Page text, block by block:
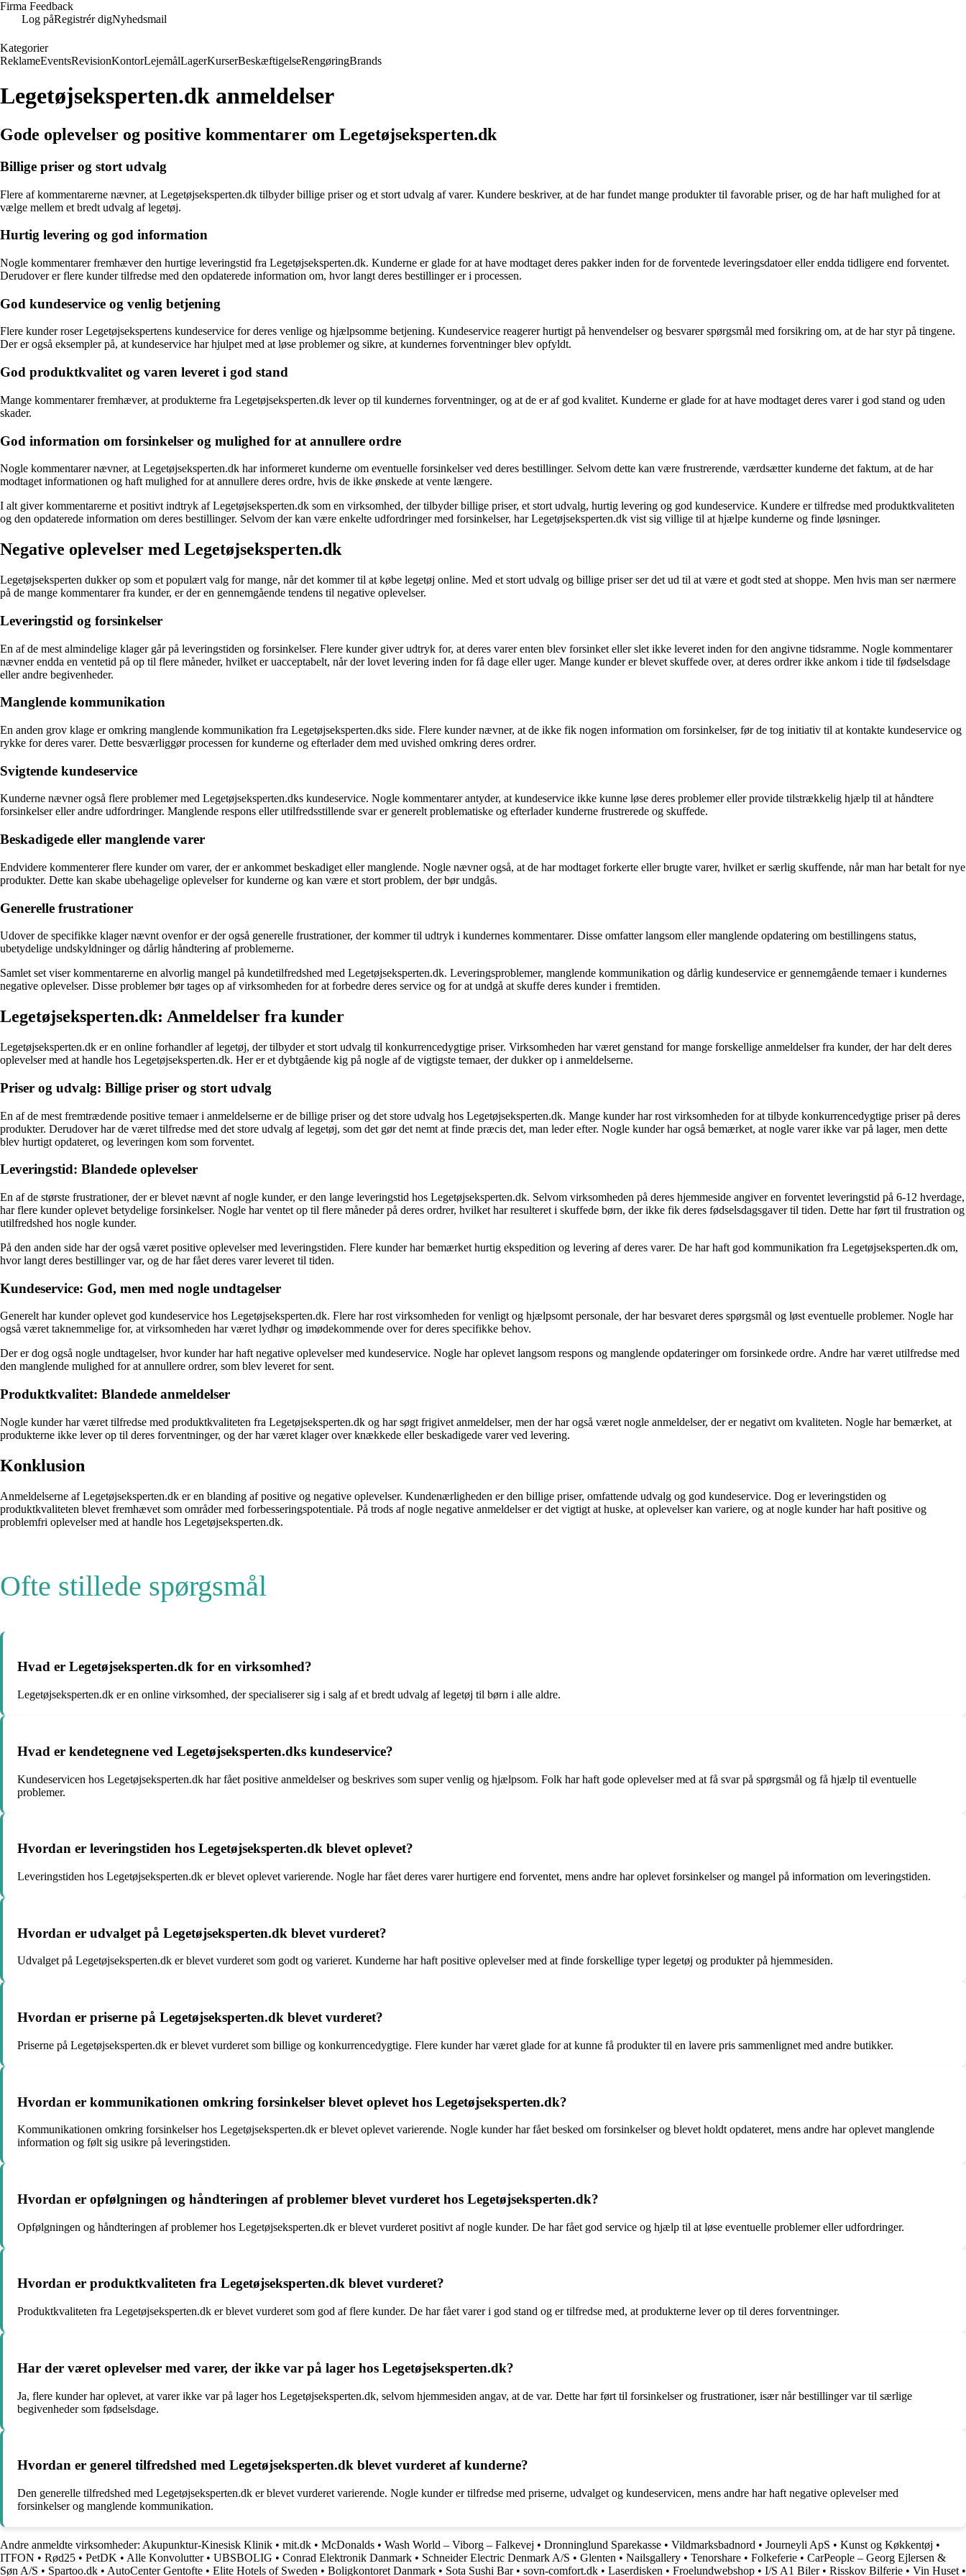
Firma Feedback
Log påRegistrér digNyhedsmail
Kategorier
ReklameEventsRevisionKontorLejemålLagerKurserBeskæftigelseRengøringBrands
Legetøjseksperten.dk anmeldelser
Gode oplevelser og positive kommentarer om Legetøjseksperten.dk
Billige priser og stort udvalg
Flere af kommentarerne nævner, at Legetøjseksperten.dk tilbyder billige priser og et stort udvalg af varer. Kundere beskriver, at de har fundet mange produkter til favorable priser, og de har haft mulighed for at
vælge mellem et bredt udvalg af legetøj.
Hurtig levering og god information
Nogle kommentarer fremhæver den hurtige leveringstid fra Legetøjseksperten.dk. Kunderne er glade for at have modtaget deres pakker inden for de forventede leveringsdatoer eller endda tidligere end forventet.
Derudover er flere kunder tilfredse med den opdaterede information om, hvor langt deres bestillinger er i processen.
God kundeservice og venlig betjening
Flere kunder roser Legetøjsekspertens kundeservice for deres venlige og hjælpsomme betjening. Kundeservice reagerer hurtigt på henvendelser og besvarer spørgsmål med forsikring om, at de har styr på tingene.
Der er også eksempler på, at kundeservice har hjulpet med at løse problemer og sikre, at kundernes forventninger blev opfyldt.
God produktkvalitet og varen leveret i god stand
Mange kommentarer fremhæver, at produkterne fra Legetøjseksperten.dk lever op til kundernes forventninger, og at de er af god kvalitet. Kunderne er glade for at have modtaget deres varer i god stand og uden
skader.
God information om forsinkelser og mulighed for at annullere ordre
Nogle kommentarer nævner, at Legetøjseksperten.dk har informeret kunderne om eventuelle forsinkelser ved deres bestillinger. Selvom dette kan være frustrerende, værdsætter kunderne det faktum, at de har
modtaget informationen og haft mulighed for at annullere deres ordre, hvis de ikke ønskede at vente længere.
I alt giver kommentarerne et positivt indtryk af Legetøjseksperten.dk som en virksomhed, der tilbyder billige priser, et stort udvalg, hurtig levering og god kundeservice. Kundere er tilfredse med produktkvaliteten
og den opdaterede information om deres bestillinger. Selvom der kan være enkelte udfordringer med forsinkelser, har Legetøjseksperten.dk vist sig villige til at hjælpe kunderne og finde løsninger.
Negative oplevelser med Legetøjseksperten.dk
Legetøjseksperten dukker op som et populært valg for mange, når det kommer til at købe legetøj online. Med et stort udvalg og billige priser ser det ud til at være et godt sted at shoppe. Men hvis man ser nærmere
på de mange kommentarer fra kunder, er der en gennemgående tendens til negative oplevelser.
Leveringstid og forsinkelser
En af de mest almindelige klager går på leveringstiden og forsinkelser. Flere kunder giver udtryk for, at deres varer enten blev forsinket eller slet ikke leveret inden for den angivne tidsramme. Nogle kommentarer
nævner endda en ventetid på op til flere måneder, hvilket er uacceptabelt, når der lovet levering inden for få dage eller uger. Mange kunder er blevet skuffede over, at deres ordrer ikke ankom i tide til fødselsdage
eller andre begivenheder.
Manglende kommunikation
En anden grov klage er omkring manglende kommunikation fra Legetøjseksperten.dks side. Flere kunder nævner, at de ikke fik nogen information om forsinkelser, før de tog initiativ til at kontakte kundeservice og
rykke for deres varer. Dette besværliggør processen for kunderne og efterlader dem med uvished omkring deres ordrer.
Svigtende kundeservice
Kunderne nævner også flere problemer med Legetøjseksperten.dks kundeservice. Nogle kommentarer antyder, at kundeservice ikke kunne løse deres problemer eller provide tilstrækkelig hjælp til at håndtere
forsinkelser eller andre udfordringer. Manglende respons eller utilfredsstillende svar er generelt problematiske og efterlader kunderne frustrerede og skuffede.
Beskadigede eller manglende varer
Endvidere kommenterer flere kunder om varer, der er ankommet beskadiget eller manglende. Nogle nævner også, at de har modtaget forkerte eller brugte varer, hvilket er særlig skuffende, når man har betalt for nye
produkter. Dette kan skabe ubehagelige oplevelser for kunderne og kan være et stort problem, der bør undgås.
Generelle frustrationer
Udover de specifikke klager nævnt ovenfor er der også generelle frustrationer, der kommer til udtryk i kundernes kommentarer. Disse omfatter langsom eller manglende opdatering om bestillingens status,
ubetydelige undskyldninger og dårlig håndtering af problemerne.
Samlet set viser kommentarerne en alvorlig mangel på kundetilfredshed med Legetøjseksperten.dk. Leveringsproblemer, manglende kommunikation og dårlig kundeservice er gennemgående temaer i kundernes
negative oplevelser. Disse problemer bør tages op af virksomheden for at forbedre deres service og for at undgå at skuffe deres kunder i fremtiden.
Legetøjseksperten.dk: Anmeldelser fra kunder
Legetøjseksperten.dk er en online forhandler af legetøj, der tilbyder et stort udvalg til konkurrencedygtige priser. Virksomheden har været genstand for mange forskellige anmeldelser fra kunder, der har delt deres
oplevelser med at handle hos Legetøjseksperten.dk. Her er et dybtgående kig på nogle af de vigtigste temaer, der dukker op i anmeldelserne.
Priser og udvalg: Billige priser og stort udvalg
En af de mest fremtrædende positive temaer i anmeldelserne er de billige priser og det store udvalg hos Legetøjseksperten.dk. Mange kunder har rost virksomheden for at tilbyde konkurrencedygtige priser på deres
produkter. Derudover har de været tilfredse med det store udvalg af legetøj, som det gør det nemt at finde præcis det, man leder efter. Nogle kunder har også bemærket, at nogle varer ikke var på lager, men dette
blev hurtigt opdateret, og leveringen kom som forventet.
Leveringstid: Blandede oplevelser
En af de største frustrationer, der er blevet nævnt af nogle kunder, er den lange leveringstid hos Legetøjseksperten.dk. Selvom virksomheden på deres hjemmeside angiver en forventet leveringstid på 6-12 hverdage,
har flere kunder oplevet betydelige forsinkelser. Nogle har ventet op til flere måneder på deres ordrer, hvilket har resulteret i skuffede børn, der ikke fik deres fødselsdagsgaver til tiden. Dette har ført til frustration og
utilfredshed hos nogle kunder.
På den anden side har der også været positive oplevelser med leveringstiden. Flere kunder har bemærket hurtig ekspedition og levering af deres varer. De har haft god kommunikation fra Legetøjseksperten.dk om,
hvor langt deres bestillinger var, og de har fået deres varer leveret til tiden.
Kundeservice: God, men med nogle undtagelser
Generelt har kunder oplevet god kundeservice hos Legetøjseksperten.dk. Flere har rost virksomheden for venligt og hjælpsomt personale, der har besvaret deres spørgsmål og løst eventuelle problemer. Nogle har
også været taknemmelige for, at virksomheden har været lydhør og imødekommende over for deres specifikke behov.
Der er dog også nogle undtagelser, hvor kunder har haft negative oplevelser med kundeservice. Nogle har oplevet langsom respons og manglende opdateringer om forsinkede ordre. Andre har været utilfredse med
den manglende mulighed for at annullere ordrer, som blev leveret for sent.
Produktkvalitet: Blandede anmeldelser
Nogle kunder har været tilfredse med produktkvaliteten fra Legetøjseksperten.dk og har søgt frigivet anmeldelser, men der har også været nogle anmeldelser, der er negativt om kvaliteten. Nogle har bemærket, at
produkterne ikke lever op til deres forventninger, og der har været klager over knækkede eller beskadigede varer ved levering.
Konklusion
Anmeldelserne af Legetøjseksperten.dk er en blanding af positive og negative oplevelser. Kundenærligheden er den billige priser, omfattende udvalg og god kundeservice. Dog er leveringstiden og
produktkvaliteten blevet fremhævet som områder med forbesseringspotentiale. På trods af nogle negative anmeldelser er det vigtigt at huske, at oplevelser kan variere, og at nogle kunder har haft positive og
problemfri oplevelser med at handle hos Legetøjseksperten.dk.
Ofte stillede spørgsmål
Hvad er Legetøjseksperten.dk for en virksomhed?
Legetøjseksperten.dk er en online virksomhed, der specialiserer sig i salg af et bredt udvalg af legetøj til børn i alle aldre.
Hvad er kendetegnene ved Legetøjseksperten.dks kundeservice?
Kundeservicen hos Legetøjseksperten.dk har fået positive anmeldelser og beskrives som super venlig og hjælpsom. Folk har haft gode oplevelser med at få svar på spørgsmål og få hjælp til eventuelle
problemer.
Hvordan er leveringstiden hos Legetøjseksperten.dk blevet oplevet?
Leveringstiden hos Legetøjseksperten.dk er blevet oplevet varierende. Nogle har fået deres varer hurtigere end forventet, mens andre har oplevet forsinkelser og mangel på information om leveringstiden.
Hvordan er udvalget på Legetøjseksperten.dk blevet vurderet?
Udvalget på Legetøjseksperten.dk er blevet vurderet som godt og varieret. Kunderne har haft positive oplevelser med at finde forskellige typer legetøj og produkter på hjemmesiden.
Hvordan er priserne på Legetøjseksperten.dk blevet vurderet?
Priserne på Legetøjseksperten.dk er blevet vurderet som billige og konkurrencedygtige. Flere kunder har været glade for at kunne få produkter til en lavere pris sammenlignet med andre butikker.
Hvordan er kommunikationen omkring forsinkelser blevet oplevet hos Legetøjseksperten.dk?
Kommunikationen omkring forsinkelser hos Legetøjseksperten.dk er blevet oplevet varierende. Nogle kunder har fået besked om forsinkelser og blevet holdt opdateret, mens andre har oplevet manglende
information og følt sig usikre på leveringstiden.
Hvordan er opfølgningen og håndteringen af problemer blevet vurderet hos Legetøjseksperten.dk?
Opfølgningen og håndteringen af problemer hos Legetøjseksperten.dk er blevet vurderet positivt af nogle kunder. De har fået god service og hjælp til at løse eventuelle problemer eller udfordringer.
Hvordan er produktkvaliteten fra Legetøjseksperten.dk blevet vurderet?
Produktkvaliteten fra Legetøjseksperten.dk er blevet vurderet som god af flere kunder. De har fået varer i god stand og er tilfredse med, at produkterne lever op til deres forventninger.
Har der været oplevelser med varer, der ikke var på lager hos Legetøjseksperten.dk?
Ja, flere kunder har oplevet, at varer ikke var på lager hos Legetøjseksperten.dk, selvom hjemmesiden angav, at de var. Dette har ført til forsinkelser og frustrationer, især når bestillinger var til særlige
begivenheder som fødselsdage.
Hvordan er generel tilfredshed med Legetøjseksperten.dk blevet vurderet af kunderne?
Den generelle tilfredshed med Legetøjseksperten.dk er blevet vurderet varierende. Nogle kunder er tilfredse med priserne, udvalget og kundeservicen, mens andre har haft negative oplevelser med
forsinkelser og manglende kommunikation.
Andre anmeldte virksomheder: Akupunktur-Kinesisk Klinik • mit.dk • McDonalds • Wash World – Viborg – Falkevej • Dronninglund Sparekasse • Vildmarksbadnord • Journeyli ApS • Kunst og Køkkentøj •
ITFON • Rød25 • PetDK • Alle Konvolutter• UBSBOLIG • Conrad Elektronik Danmark • Schneider Electric Denmark A/S • Glenten • Nailsgallery • Tenorshare • Folkeferie • CarPeople – Georg Ejlersen &
Søn A/S • Spartoo.dk • AutoCenter Gentofte • Elite Hotels of Sweden • Boligkontoret Danmark • Sota Sushi Bar• sovn-comfort.dk • Laserdisken • Froelundwebshop • I/S A1 Biler• Risskov Bilferie • Vin Huset •